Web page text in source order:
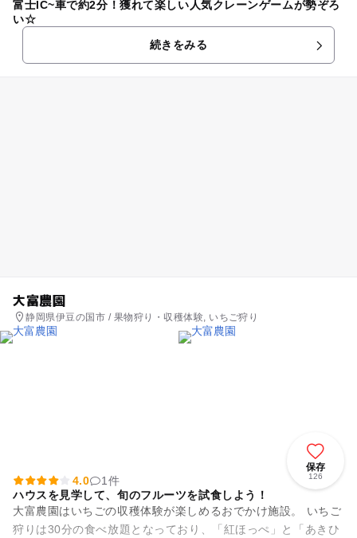
富士IC~車で約2分！獲れて楽しい人気クレーンゲームが勢ぞろ
い☆
続きをみる
大富農園
静岡県伊豆の国市 / 果物狩り・収穫体験, いちご狩り
保存
126
4.0
1件
ハウスを見学して、旬のフルーツを試食しよう！
大富農園はいちごの収穫体験が楽しめるおでかけ施設。 いちご
狩りは30分の食べ放題となっており、「紅ほっぺ」と「あきひ